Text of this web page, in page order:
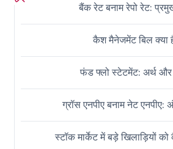
बैंक रेट बनाम रेपो रेट:
कैश मैनेजमेंट बिल क्या
फंड फ्लो स्टेटमेंट: अर्थ और
ग्रॉस एनपीए बनाम नेट एनपीए:
स्टॉक मार्केट में बड़े खिलाड़ियों